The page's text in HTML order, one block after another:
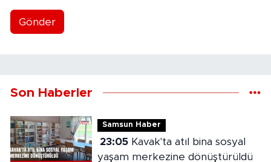
Gönder
Son Haberler
Samsun Haber
23:05Kavak'ta atıl bina sosyal
yaşam merkezine dönüştürüldü